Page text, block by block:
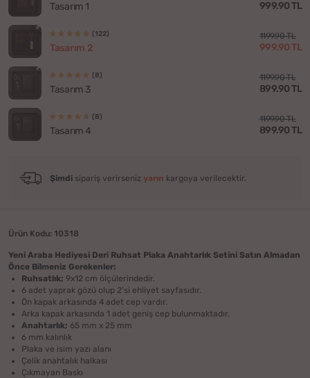
Tasarım 1 999.90 TL
(122)
Tasarım 2
1199.90 TL
999.90 TL
(8)
Tasarım 3
1199.90 TL
899.90 TL
(8)
Tasarım 4
1199.90 TL
899.90 TL
Şimdi sipariş verirseniz yarın kargoya verilecektir.
Ürün Kodu: 10318
Yeni Araba Hediyesi Deri Ruhsat Plaka Anahtarlık Setini Satın Almadan
Önce Bilmeniz Gerekenler:
Ruhsatlık;9x12 cm ölçülerindedir.
6 adet yaprak gözü olup 2'si ehliyet sayfasıdır.
Ön kapak arkasında 4 adet cep vardır.
Arka kapak arkasında 1 adet geniş cep bulunmaktadır.
Anahtarlık; 65 mm x 25 mm
6 mm kalınlık
Plaka ve isim yazı alanı
Çelik anahtalık halkası
Çıkmayan Baskı